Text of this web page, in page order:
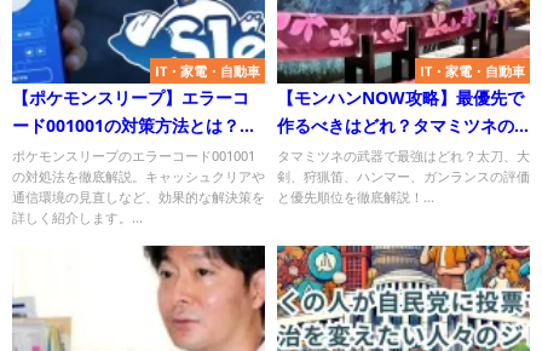
IT・家電・自動車
【ポケモンスリープ】エラーコ
ード001001の対策方法とは？最
新情報と解決策を徹底解説！
ポケモンスリープのエラーコード001001
の対処法を徹底解説。キャッシュクリアや
通信環境の見直しなど、効果的な解決策を
詳しく紹介します。...
IT・家電・自動車
【モンハンNOW攻略】最優先で
作るべきはどれ？タマミツネの
武器種おすすめランキング！
タマミツネの武器で最強はどれ？太刀、大
剣、狩猟笛、ハンマー、ガンランスの評価
と優先順位を徹底解説！...